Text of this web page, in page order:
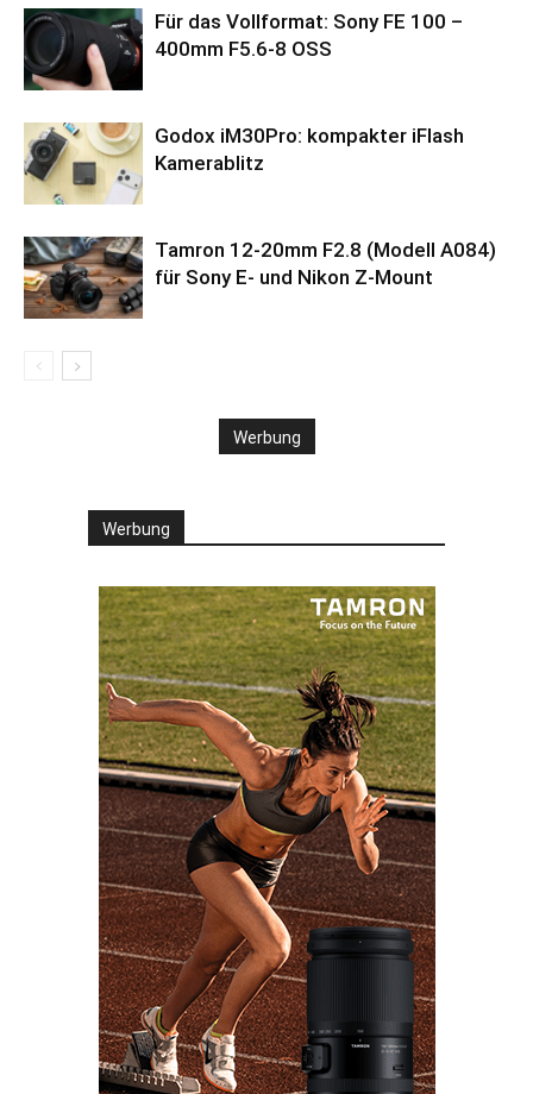
Für das Vollformat: Sony FE 100 –
400mm F5.6-8 OSS
Godox iM30Pro: kompakter iFlash
Kamerablitz
Tamron 12-20mm F2.8 (Modell A084)
für Sony E- und Nikon Z-Mount
Werbung
Werbung